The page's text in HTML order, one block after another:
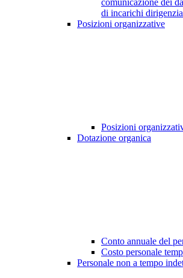
comunicazione dei
di incarichi
Posizioni organizzative
Posizioni
Dotazione organica
Conto annuale del
Costo personale
Personale non a tempo